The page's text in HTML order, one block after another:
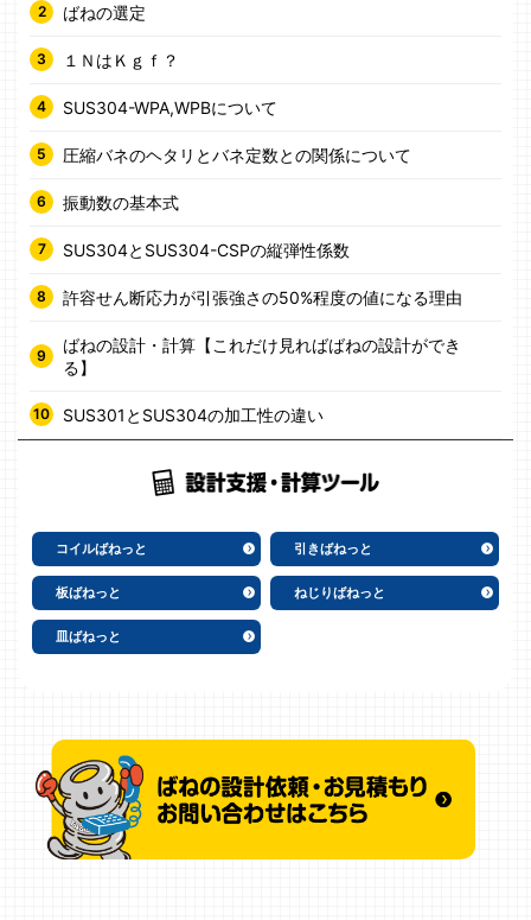
ばねの選定
１ＮはＫｇｆ？
SUS304-WPA,WPBについて
圧縮バネのヘタリとバネ定数との関係について
振動数の基本式
SUS304とSUS304-CSPの縦弾性係数
許容せん断応力が引張強さの50%程度の値になる理由
ばねの設計・計算【これだけ見ればばねの設計ができ
る】
SUS301とSUS304の加工性の違い
コイルばねっと 引きばねっと
板ばねっと ねじりばねっと
皿ばねっと